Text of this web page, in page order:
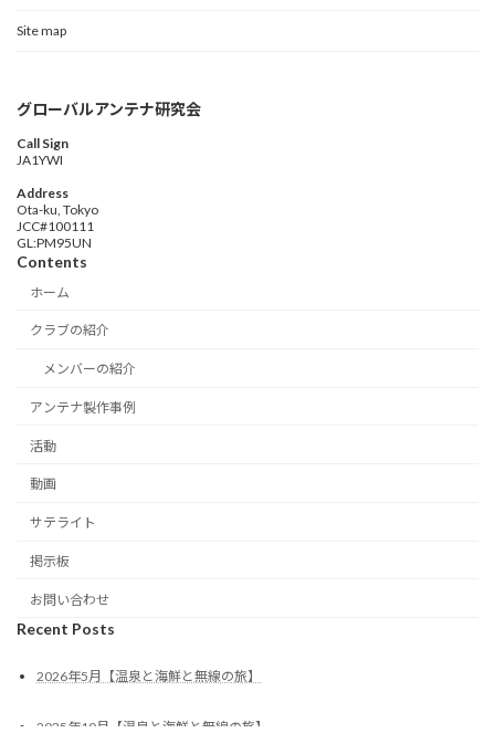
Site map
グローバルアンテナ研究会
Call Sign
JA1YWI
Address
Ota-ku, Tokyo
JCC#100111
GL:PM95UN
Contents
ホーム
クラブの紹介
メンバーの紹介
アンテナ製作事例
活動
動画
サテライト
掲示板
お問い合わせ
Recent Posts
2026年5月【温泉と海鮮と無線の旅】
2025年10月【温泉と海鮮と無線の旅】